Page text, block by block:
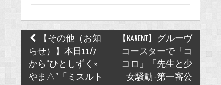
Post
navigation
【その他（お知
らせ）】本日11/7
から“ひとしずく×
やま△”「ミスルト
【KARENT】グルーヴ
コースターで「コ
コロ」「先生と少
女騒動 -第一審公